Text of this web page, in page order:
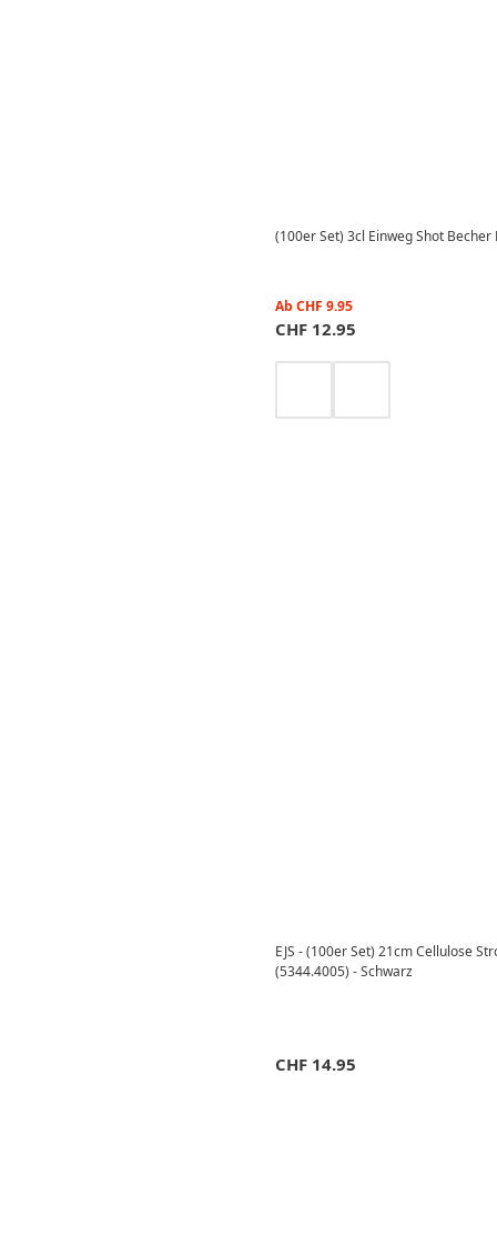
(100er Set) 3cl Einweg Shot
Ab CHF 9.95
CHF 12.95
EJS - (100er Set) 21cm Cellulose
(5344.4005) - Schwarz
CHF 14.95